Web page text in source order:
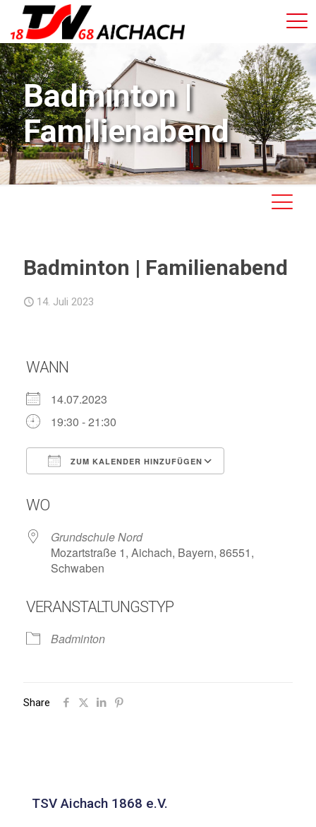
Badminton |
Familienabend
Badminton | Familienabend
14. Juli 2023
WANN
14.07.2023
19:30 - 21:30
ZUM KALENDER HINZUFÜGEN
WO
Grundschule Nord
Mozartstraße 1, Aichach, Bayern, 86551,
Schwaben
VERANSTALTUNGSTYP
Badminton
Share
TSV Aichach 1868 e.V.